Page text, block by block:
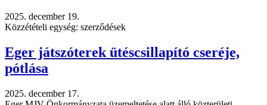
2025. december 19.
Közzétételi egység: szerződések
Eger játszóterek ütéscsillapító cseréje,
pótlása
2025. december 17.